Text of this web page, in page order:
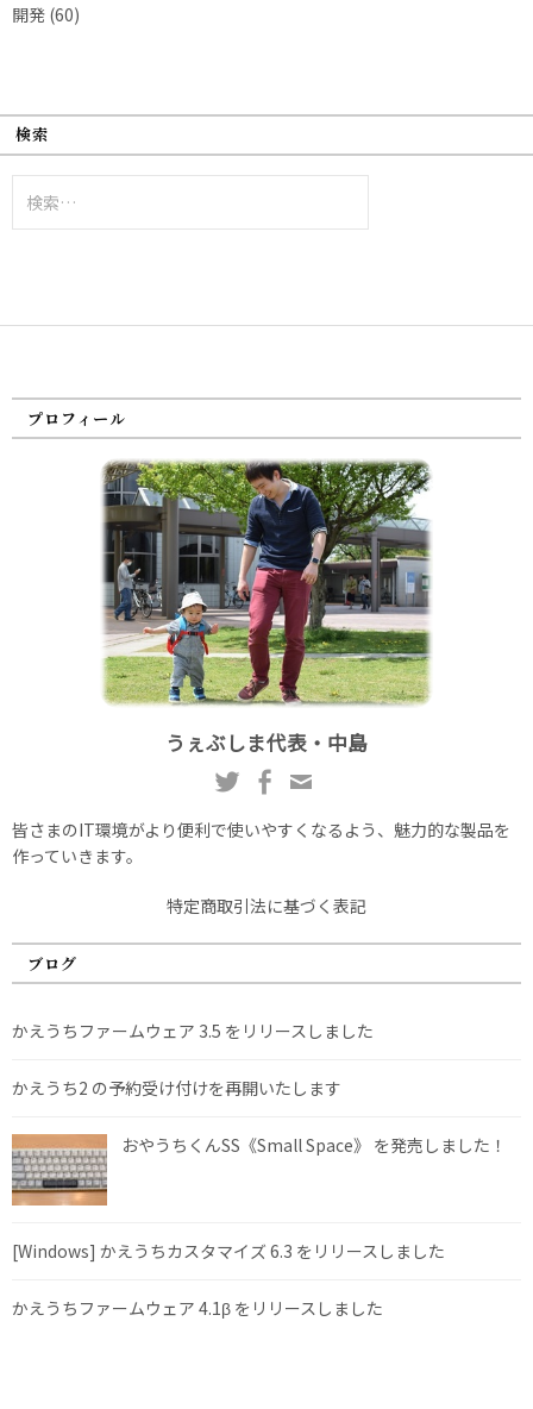
開発 (60)
検索
索:
プロフィール
うぇぶしま代表・中島
皆さまのIT環境がより便利で使いやすくなるよう、魅力的な製品を
作っていきます。
特定商取引法に基づく表記
ブログ
かえうちファームウェア 3.5 をリリースしました
かえうち2 の予約受け付けを再開いたします
おやうちくんSS《Small Space》 を発売しました！
[Windows] かえうちカスタマイズ 6.3 をリリースしました
かえうちファームウェア 4.1β をリリースしました